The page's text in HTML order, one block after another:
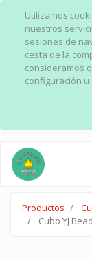
Utilizamos
nuestros
sesiones de
cesta de la
consideramos
configuración
Productos
Cubo YJ